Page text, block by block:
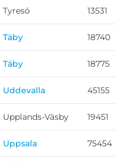
Tyresö 13531
Täby 18740
Täby 18775
Uddevalla 45155
Upplands-Väsby 19451
Uppsala 75454